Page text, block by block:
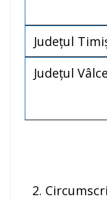
Judeţul
Judeţul